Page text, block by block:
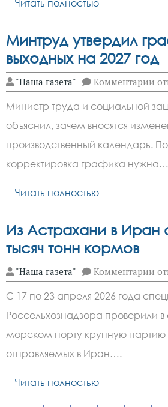
Читать полностью
Минтруд утвердил
выходных на 2027 год
"Наша газета" Комментарии к
на
год
Министр труда и социальной
объяснил, зачем вносятся
производственный календарь.
корректировка графика нужна…
Читать полностью
Из Астрахани в Иран
тысяч тонн кормов
"Наша газета" Комментарии к
в
30
С 17 по 23 апреля 2026 года
Россельхознадзора проверили
морском порту крупную партию
отправляемых в Иран….
Читать полностью